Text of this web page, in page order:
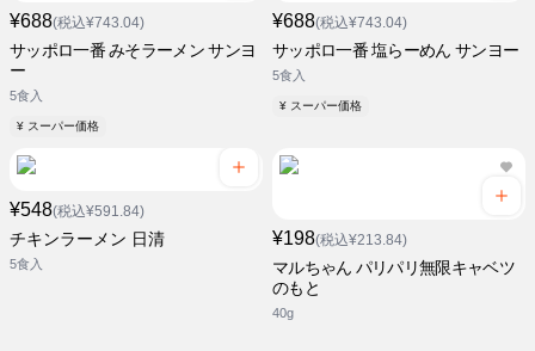
¥688(税込¥743.04)
サッポロ一番 みそラーメン サンヨ
ー
5食入
¥ スーパー価格
¥688(税込¥743.04)
サッポロ一番 塩らーめん サンヨー
5食入
¥ スーパー価格
¥548(税込¥591.84)
チキンラーメン 日清
5食入
¥198(税込¥213.84)
マルちゃん パリパリ無限キャベツ
のもと
40g